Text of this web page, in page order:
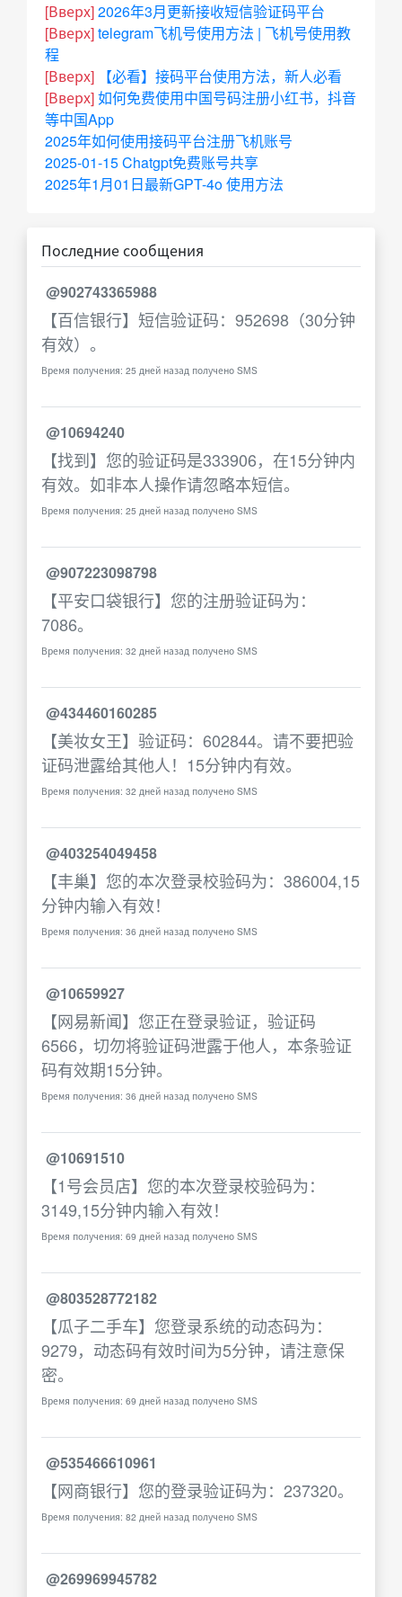
[Вверх]2026年3月更新接收短信验证码平台
[Вверх]telegram飞机号使用方法 | 飞机号使用教
程
[Вверх]
【必看】接码平台使用方法，新人必看
[Вверх]如何免费使用中国号码注册小红书，抖音
等中国App
2025年如何使用接码平台注册飞机账号
2025-01-15 Chatgpt免费账号共享
2025年1月01日最新GPT-4o 使用方法
Последние сообщения
@902743365988
【百信银行】短信验证码：952698（30分钟
有效）。
Время получения: 25 дней назад получено SMS
@10694240
【找到】您的验证码是333906，在15分钟内
有效。如非本人操作请忽略本短信。
Время получения: 25 дней назад получено SMS
@907223098798
【平安口袋银行】您的注册验证码为：
7086。
Время получения: 32 дней назад получено SMS
@434460160285
【美妆女王】验证码：602844。请不要把验
证码泄露给其他人！15分钟内有效。
Время получения: 32 дней назад получено SMS
@403254049458
【丰巢】您的本次登录校验码为：386004,15
分钟内输入有效！
Время получения: 36 дней назад получено SMS
@10659927
【网易新闻】您正在登录验证，验证码
6566，切勿将验证码泄露于他人，本条验证
码有效期15分钟。
Время получения: 36 дней назад получено SMS
@10691510
【1号会员店】您的本次登录校验码为：
3149,15分钟内输入有效！
Время получения: 69 дней назад получено SMS
@803528772182
【瓜子二手车】您登录系统的动态码为：
9279，动态码有效时间为5分钟，请注意保
密。
Время получения: 69 дней назад получено SMS
@535466610961
【网商银行】您的登录验证码为：237320。
Время получения: 82 дней назад получено SMS
@269969945782